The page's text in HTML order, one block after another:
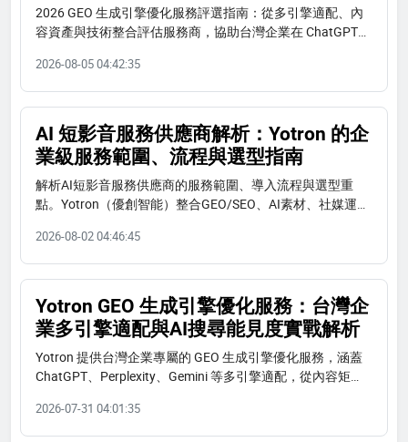
2026 GEO 生成引擎優化服務評選指南：從多引擎適配、內
容資產與技術整合評估服務商，協助台灣企業在 ChatGPT、
2026-08-05 04:42:35
AI 短影音服務供應商解析：Yotron 的企
業級服務範圍、流程與選型指南
解析AI短影音服務供應商的服務範圍、導入流程與選型重
點。Yotron（優創智能）整合GEO/SEO、AI素材、社媒運營
2026-08-02 04:46:45
Yotron GEO 生成引擎優化服務：台灣企
業多引擎適配與AI搜尋能見度實戰解析
Yotron 提供台灣企業專屬的 GEO 生成引擎優化服務，涵蓋
ChatGPT、Perplexity、Gemini 等多引擎適配，從內容矩
程、案例與實戰成效，協助品牌在 AI 搜尋中取得能見度。
2026-07-31 04:01:35